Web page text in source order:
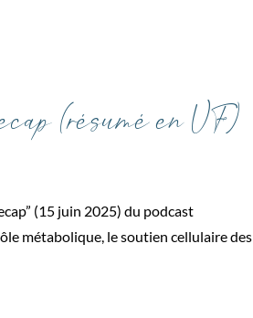
(résumé en VF)
(15 juin 2025) du podcast
métabolique, le soutien cellulaire des